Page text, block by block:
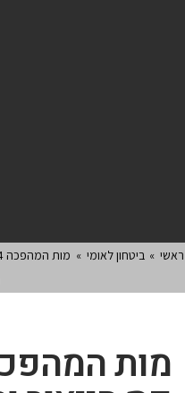
ראשי » ביטחון לאומי »